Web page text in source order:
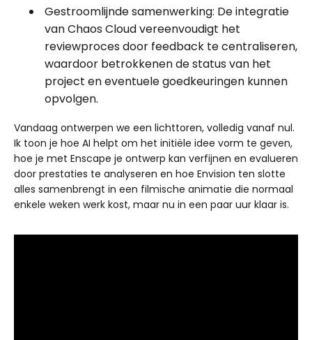
Gestroomlijnde samenwerking: De integratie
van Chaos Cloud vereenvoudigt het
reviewproces door feedback te centraliseren,
waardoor betrokkenen de status van het
project en eventuele goedkeuringen kunnen
opvolgen.
Vandaag ontwerpen we een lichttoren, volledig vanaf nul.
Ik toon je hoe AI helpt om het initiële idee vorm te geven,
hoe je met Enscape je ontwerp kan verfijnen en evalueren
door prestaties te analyseren en hoe Envision ten slotte
alles samenbrengt in een filmische animatie die normaal
enkele weken werk kost, maar nu in een paar uur klaar is.